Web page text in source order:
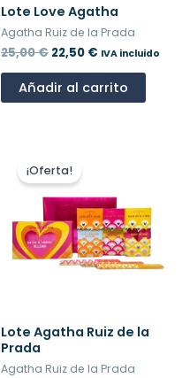
Lote Love Agatha
Agatha Ruiz de la Prada
25,00€ 22,50 € IVA incluido
Añadir al carrito
Lote Agatha Ruiz de la
Prada
Agatha Ruiz de la Prada
precio
original
era:
20,00 €.
es:
18,00 €.
¡Oferta!